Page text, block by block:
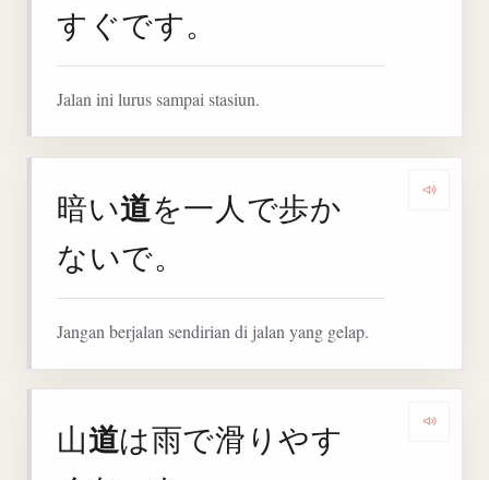
すぐです。
Jalan ini lurus sampai stasiun.
暗い道を一人で歩か
ないで。
Jangan berjalan sendirian di jalan yang gelap.
山道は雨で滑りやす